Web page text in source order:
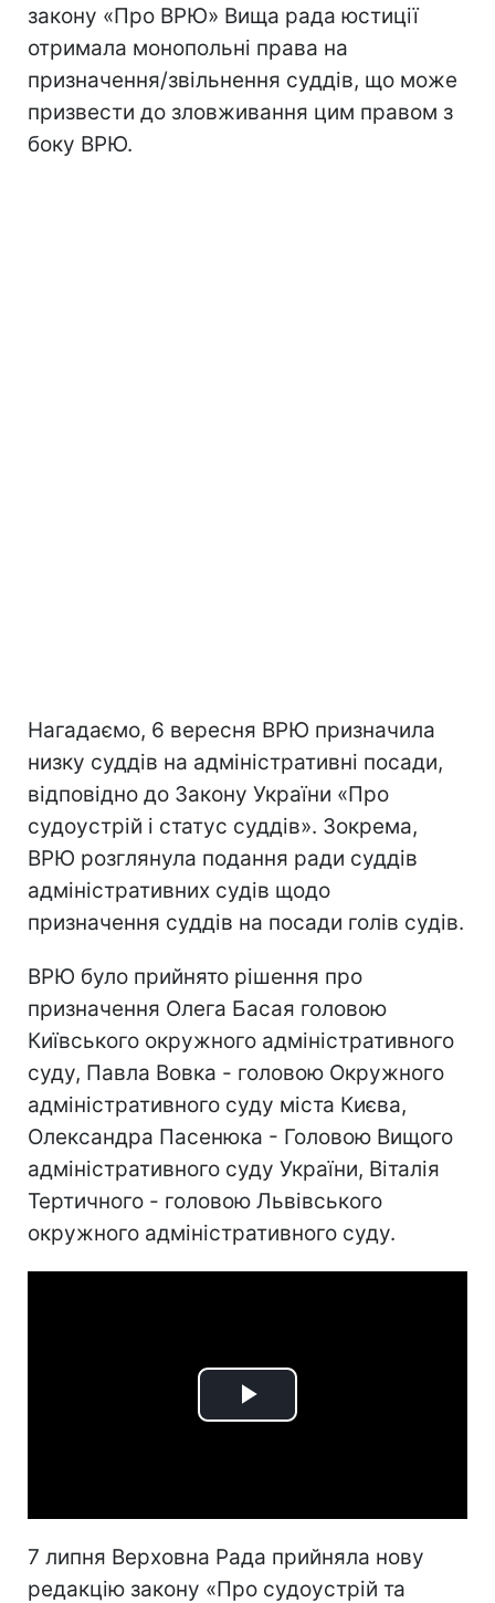
закону «Про ВРЮ» Вища рада юстиції
отримала монопольні права на
призначення/звільнення суддів, що може
призвести до зловживання цим правом з
боку ВРЮ.
Нагадаємо, 6 вересня ВРЮ призначила
низку суддів на адміністративні посади,
відповідно до Закону України «Про
судоустрій і статус суддів». Зокрема,
ВРЮ розглянула подання ради суддів
адміністративних судів щодо
призначення суддів на посади голів судів.
ВРЮ було прийнято рішення про
призначення Олега Басая головою
Київського окружного адміністративного
суду, Павла Вовка - головою Окружного
адміністративного суду міста Києва,
Олександра Пасенюка - Головою Вищого
адміністративного суду України, Віталія
Тертичного - головою Львівського
окружного адміністративного суду.
Play
7 липня Верховна Рада прийняла нову
редакцію закону «Про судоустрій та